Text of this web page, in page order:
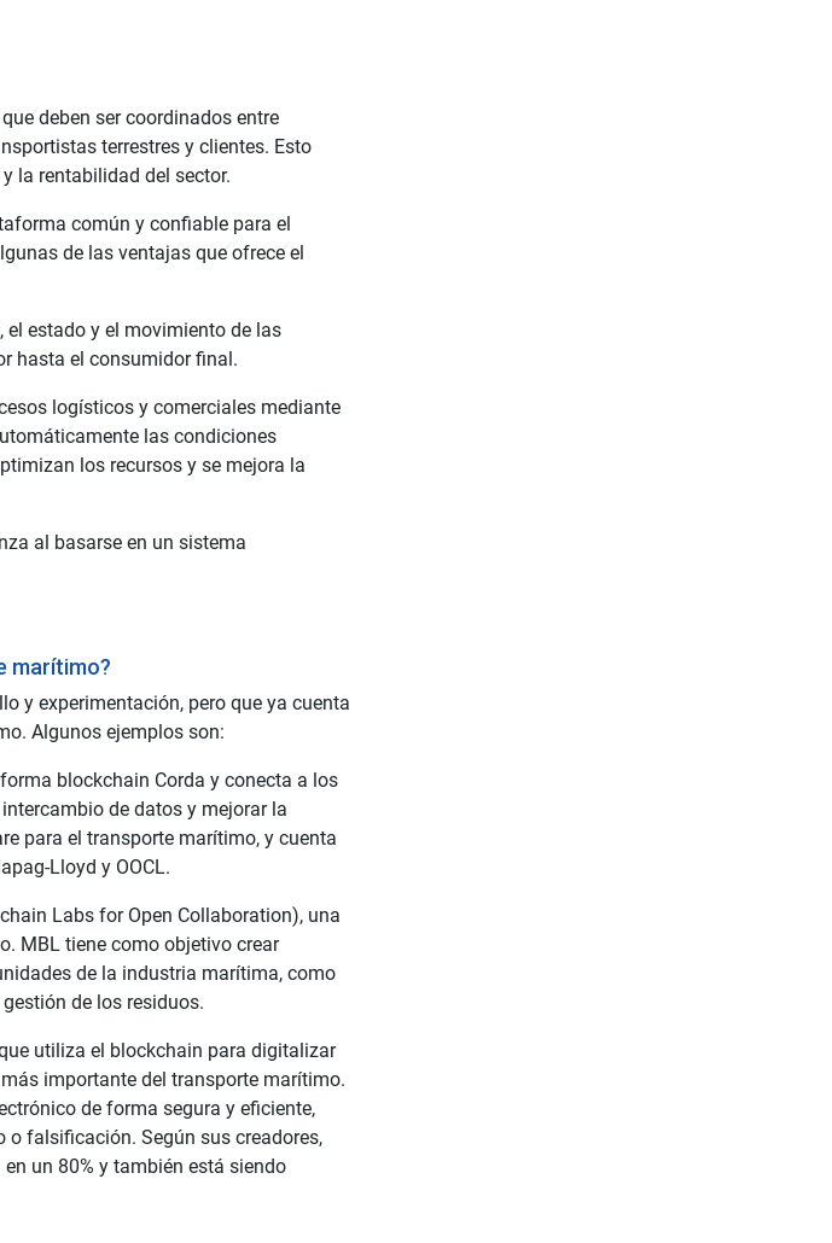
deben ser coordinados entre
terrestres y clientes. Esto
la rentabilidad del sector.
común y confiable para el
de las ventajas que ofrece el
el estado y el movimiento de las
hasta el consumidor final.
logísticos y comerciales mediante
las condiciones
los recursos y se mejora la
al basarse en un sistema
marítimo?
y experimentación, pero que ya cuenta
Algunos ejemplos son:
blockchain Corda y conecta a los
de datos y mejorar la
para el transporte marítimo, y cuenta
Lloyd y OOCL.
Labs for Open Collaboration), una
MBL tiene como objetivo crear
de la industria marítima, como
de los residuos.
utiliza el blockchain para digitalizar
importante del transporte marítimo.
de forma segura y eficiente,
o falsificación. Según sus creadores,
un 80% y también está siendo